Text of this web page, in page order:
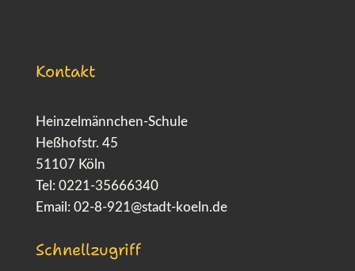
Kontakt
Heinzelmännchen-Schule
Heßhofstr. 45
51107 Köln
Tel: 0221-35666340
Email: 02-8-921@stadt-koeln.de
Schnellzugriff